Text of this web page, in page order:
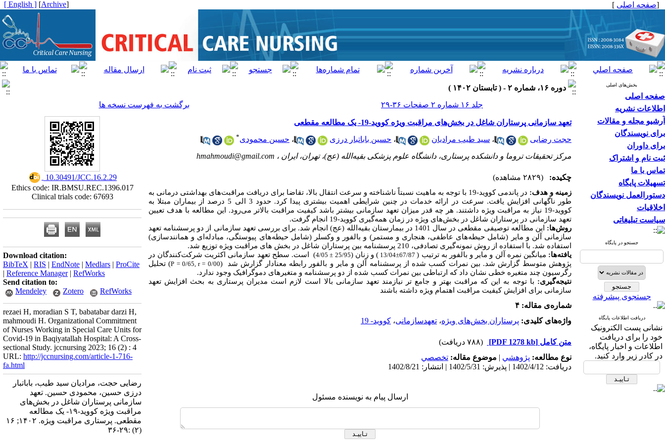
[صفحه اصلی ]
[
Archive
]
[ English ]
بخش‌های اصلی
صفحه اصلی
اطلاعات نشریه
آرشیو مجله و مقالات
برای نویسندگان
برای داوران
ثبت نام و اشتراک
تماس با ما
تسهیلات پایگاه
دستورالعمل نویسندگان
اخلاقیات
سیاست تبلیغاتی
جستجو در پایگاه
جستجوی پیشرفته
دریافت اطلاعات پایگاه
نشانی پست الکترونیک
خود را برای دریافت
اطلاعات و اخبار پایگاه،
در کادر زیر وارد کنید.
دوره ۱۶، شماره ۲ - ( تابستان ۱۴۰۲ )
جلد ۱۶ شماره ۲ صفحات ۳۶-۲۹
برگشت به فهرست نسخه ها
تعهد سازمانی پرستاران شاغل در بخش‌های مراقبت ویژه کووید-19- یک مطالعه مقطعی
حجت رضایی ، سید طیب مرادیان ، حسین باباتبار درزی ، حسین محمودی*
مرکز تحقیقات تروما و دانشکده پرستاری، دانشگاه علوم پزشکی بقیه‌الله (عج)، تهران، ایران ، hmahmoudi@gmail.com
چکیده: (۲۸۲۹ مشاهده)
زمینه و هدف:
در پاندمی کووید-19 با توجه به ماهیت نسبتاً ناشناخته و سرعت انتقال بالا، تقاضا برای دریافت مراقبت‌های بهداشتی درمانی به
طور ناگهانی افزایش یافت. سرعت در ارائه خدمات در چنین شرایطی اهمیت بیشتری پیدا کرد. حدود 3 الی 5 درصد از بیماران مبتلا به
کووید-19 نیاز به مراقبت ویژه داشتند. هر چه قدر میزان تعهد سازمانی بیشتر باشد کیفیت مراقبت بالاتر می‌رود. این مطالعه با هدف تعیین
تعهد سازمانی در پرستاران شاغل در بخش‌های ویژه در زمان همه‌گیری کووید-19 انجام گرفت.
روش‌ها:
این مطالعه توصیفی مقطعی در سال 1401 در بیمارستان بقیه‌الله (عج) انجام شد. برای بررسی تعهد سازمانی از دو پرسشنامه تعهد
سازمانی آلن و مایر (شامل حیطه‌های عاطفی، هنجاری و مستمر) و بالفور و وکسلر (شامل حیطه‌های پیوستگی، مبادله‌ای و همانندسازی)
استفاده شد. با استفاده از روش نمونه‌گیری تصادفی، 210 پرسشنامه بین پرستاران شاغل در بخش های مراقبت ویژه توزیع شد.
یافته‌ها: میانگین نمره آلن و مایر و بالفور به ترتیب (67/87
±
13/04 ) و زنان(
25/95
± 4/05
)
است. سطح تعهد سازمانی اکثریت شرکت‌کنندگان در
پژوهش متوسط گزارش شد. بین نمرات کسب شده از پرسشنامه آلن و مایر و بالفور رابطه معنادار گزارش شد (P = 0/65, r = 0/00
) تحلیل
رگرسیون چند متغیره خطی نشان داد که ارتباطی بین نمرات کسب شده از دو پرسشنامه و متغیرهای دموگرافیک وجود ندارد.
نتیجه‌گیری: با توجه به این که مراقبت بهتر و جامع تر نیازمند تعهد سازمانی بالا است لازم است مدیران پرستاری به بحث افزایش تعهد
سازمانی برای افزایش کیفیت مراقبت اهتمام ویژه داشته باشند
شماره‌ی مقاله: ۴
واژه‌های کلیدی: پرستاران بخش‌های ویژه، تعهدسازمانی، کووید- 19
متن کامل [PDF 1278 kb]
(۷۸۸ دریافت)
نوع مطالعه: پژوهشي | موضوع مقاله: تخصصي
دریافت: 1402/4/12 | پذیرش: 1402/5/31 | انتشار: 1402/8/21
ارسال پیام به نویسنده مسئول
‎ 10.30491/JCC.16.2.29
Ethics code: IR.BMSU.REC.1396.017
Clinical trials code: 67693
Download citation:
BibTeX | RIS | EndNote | Medlars | ProCite
| Reference Manager| RefWorks
Send citation to:
Mendeley
Zotero RefWorks
rezaei H, moradian S T, babatabar darzi H,
mahmoudi H. Organizational Commitment
of Nurses Working in Special Care Units for
Covid-19 in Baqiyatallah Hospital: A Cross-
sectional Study. jccnursing 2023; 16 (2) : 4
URL: http://jccnursing.com/article-1-716-
fa.html
رضایی حجت، مرادیان سید طیب، باباتبار
درزی حسین، محمودی حسین. تعهد
سازمانی پرستاران شاغل در بخش‌های
مراقبت ویژه کووید-۱۹- یک مطالعه
مقطعی. پرستاری مراقبت ویژه. ۱۴۰۲; ۱۶
(۲) :۲۹-۳۶